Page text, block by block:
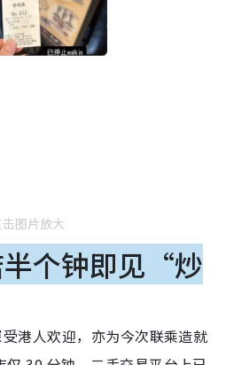
击图片放大
个钟即见“炒
港人欢迎，亦为今次联乘造就